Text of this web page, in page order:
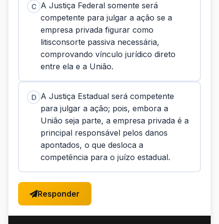
C A Justiça Federal somente será
competente para julgar a ação se a
empresa privada figurar como
litisconsorte passiva necessária,
comprovando vínculo jurídico direto
entre ela e a União.
D A Justiça Estadual será competente
para julgar a ação; pois, embora a
União seja parte, a empresa privada é a
principal responsável pelos danos
apontados, o que desloca a
competência para o juízo estadual.
Responder